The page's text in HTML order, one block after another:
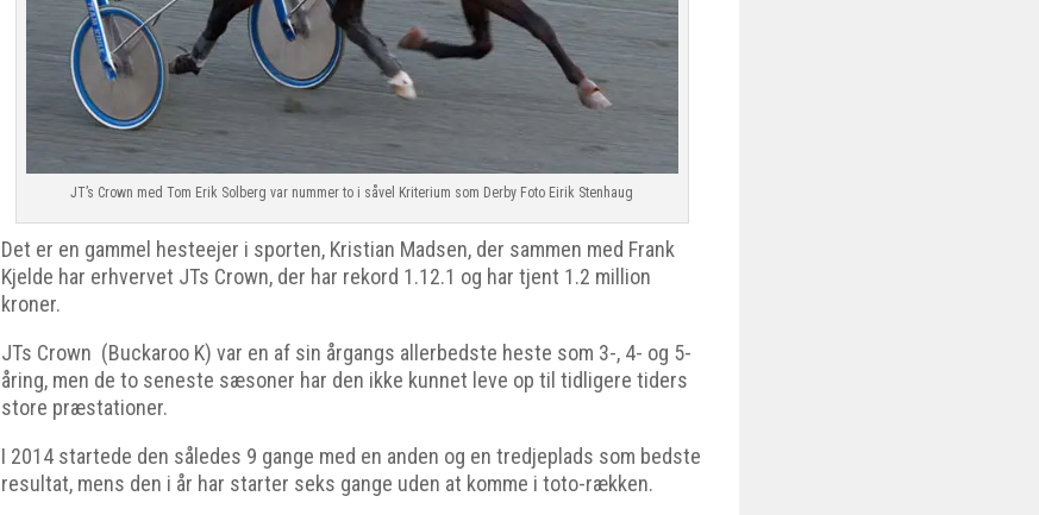
JT’s Crown med Tom Erik Solberg var nummer to i såvel Kriterium som Derby Foto Eirik Stenhaug
Det er en gammel hesteejer i sporten, Kristian Madsen, der sammen med Frank
Kjelde har erhvervet JTs Crown, der har rekord 1.12.1 og har tjent 1.2 million
kroner.
JTs Crown (Buckaroo K) var en af sin årgangs allerbedste heste som 3-, 4- og 5-
åring, men de to seneste sæsoner har den ikke kunnet leve op til tidligere tiders
store præstationer.
I 2014 startede den således 9 gange med en anden og en tredjeplads som bedste
resultat, mens den i år har starter seks gange uden at komme i toto-rækken.